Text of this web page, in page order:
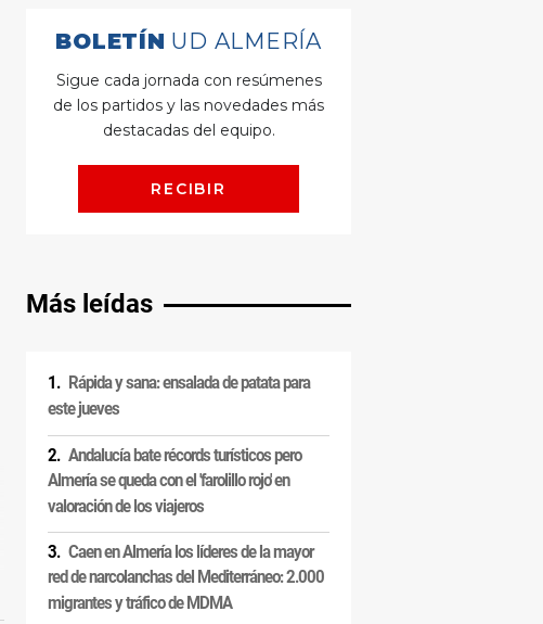
Más leídas
Rápida y sana: ensalada de patata para
este jueves
Andalucía bate récords turísticos pero
Almería se queda con el 'farolillo rojo' en
valoración de los viajeros
Caen en Almería los líderes de la mayor
red de narcolanchas del Mediterráneo: 2.000
migrantes y tráfico de MDMA